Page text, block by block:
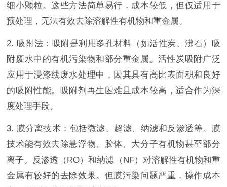
细小颗粒。这些方法简单易行，成本较低，但仅适用于
预处理，无法有效去除溶解性有机物和重金属。
2. 吸附法：吸附是利用多孔材料（如活性炭、沸石）吸
附废水中的有机污染物和部分重金属。活性炭吸附广泛
应用于浸漆线废水处理中，因其具有高比表面积和良好
的吸附性能。吸附剂再生困难且成本较高，适合作为深
度处理手段。
3. 膜分离技术：包括微滤、超滤、纳滤和反渗透等。膜
技术能有效去除悬浮物、胶体、大分子有机物甚至部分
离子。反渗透（RO）和纳滤（NF）对溶解性有机物和重
金属有较好的去除效果。但膜污染问题严重，操作成本